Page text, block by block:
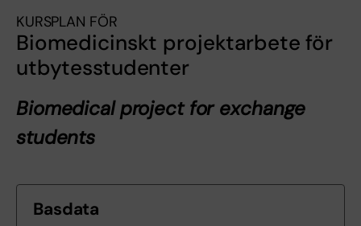
KURSPLAN FÖR
Biomedicinskt projektarbete för
utbytesstudenter
Biomedical project for exchange
students
Basdata